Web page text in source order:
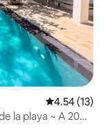
Calificación
4.54 (13)
la playa ~ A 20